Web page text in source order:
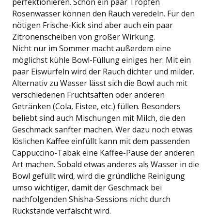
Rosenwasser können den Rauch veredeln. Für den
nötigen Frische-Kick sind aber auch ein paar
Zitronenscheiben von großer Wirkung.
Nicht nur im Sommer macht außerdem eine
möglichst kühle Bowl-Füllung einiges her: Mit ein
paar Eiswürfeln wird der Rauch dichter und milder.
Alternativ zu Wasser lässt sich die Bowl auch mit
verschiedenen Fruchtsäften oder anderen
Getränken (Cola, Eistee, etc.) füllen. Besonders
beliebt sind auch Mischungen mit Milch, die den
Geschmack sanfter machen. Wer dazu noch etwas
löslichen Kaffee einfüllt kann mit dem passenden
Cappuccino-Tabak eine Kaffee-Pause der anderen
Art machen. Sobald etwas anderes als Wasser in die
Bowl gefüllt wird, wird die gründliche Reinigung
umso wichtiger, damit der Geschmack bei
nachfolgenden Shisha-Sessions nicht durch
Rückstände verfälscht wird.